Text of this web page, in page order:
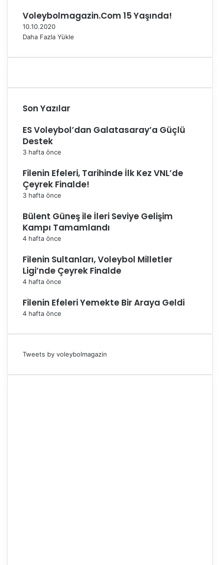
Voleybolmagazin.Com 15 Yaşında!
10.10.2020
Daha Fazla Yükle
Son Yazılar
ES Voleybol’dan Galatasaray’a Güçlü
Destek
3 hafta önce
Filenin Efeleri, Tarihinde İlk Kez VNL’de
Çeyrek Finalde!
3 hafta önce
Bülent Güneş ile İleri Seviye Gelişim
Kampı Tamamlandı
4 hafta önce
Filenin Sultanları, Voleybol Milletler
Ligi’nde Çeyrek Finalde
4 hafta önce
Filenin Efeleri Yemekte Bir Araya Geldi
4 hafta önce
Tweets by voleybolmagazin